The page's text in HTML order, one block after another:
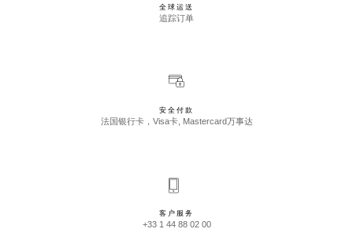
全球运送
追踪订单
安全付款
法国银行卡，Visa卡, Mastercard万事达
客户服务
+33 1 44 88 02 00